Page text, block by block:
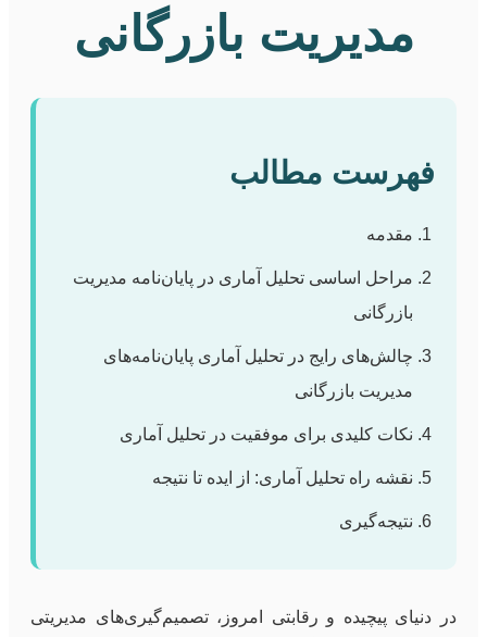
مدیریت بازرگانی
فهرست مطالب
مقدمه
مراحل اساسی تحلیل آماری در پایان‌نامه مدیریت
بازرگانی
چالش‌های رایج در تحلیل آماری پایان‌نامه‌های
مدیریت بازرگانی
نکات کلیدی برای موفقیت در تحلیل آماری
نقشه راه تحلیل آماری: از ایده تا نتیجه
نتیجه‌گیری
در دنیای پیچیده و رقابتی امروز، تصمیم‌گیری‌های مدیریتی